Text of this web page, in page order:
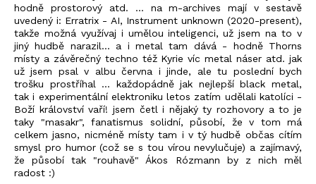
hodně prostorový atd. ... na m-archives mají v sestavě
uvedený i: Erratrix - AI, Instrument unknown (2020-present),
takže možná využívaj i umělou inteligenci, už jsem na to v
jiný hudbě narazil... a i metal tam dává - hodně Thorns
místy a závěrečný techno též Kyrie víc metal náser atd. jak
už jsem psal v albu června i jinde, ale tu poslední bych
trošku prostříhal ... každopádně jak nejlepší black metal,
tak i experimentální elektroniku letos zatím udělali katolíci -
Boží království vaří! jsem četl i nějaký ty rozhovory a to je
taky "masakr", fanatismus solidní, působí, že v tom má
celkem jasno, nicméně místy tam i v tý hudbě občas cítím
smysl pro humor (což se s tou vírou nevylučuje) a zajímavý,
že působí tak "rouhavě" Ákos Rózmann by z nich měl
radost :)